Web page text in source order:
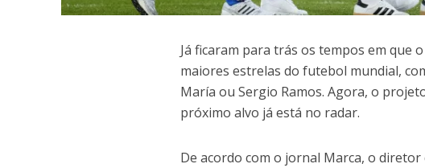
Já ficaram para trás os tempos em que
maiores estrelas do futebol mundial,
María ou Sergio Ramos. Agora, o
próximo alvo já está no radar.
De acordo com o jornal Marca, o